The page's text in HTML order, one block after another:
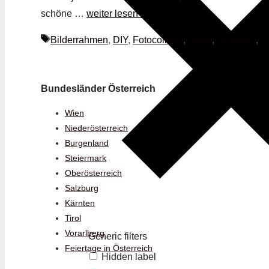
Generic filters
Hidden label
schöne … weiter lesen >
Schlagwörter
Bilderrahmen, DIY, Fotocollage , , ,
Bundesländer Österreich
Wien
Niederösterreich
Burgenland
Steiermark
Oberösterreich
Salzburg
Kärnten
Tirol
Vorarlberg
Feiertage in Österreich